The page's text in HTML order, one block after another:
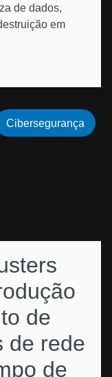
de dados,
em
de
de rede
de
Cibersegurança